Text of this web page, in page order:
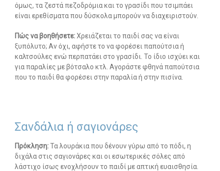
-- Λογοθεραπεία
-- Συμβουλευτική
-- Ειδική Αγωγή
-- Διαταραχές
-- Ebooks
όμως, τα ζεστά πεζοδρόμια και το γρασίδι που τσιμπάει
είναι ερεθίσματα που δύσκολα μπορούν να διαχειριστούν.
Πώς να βοηθήσετε:Χρειάζεται το παιδί σας να είναι
ξυπόλυτο; Αν όχι, αφήστε το να φορέσει παπούτσια ή
καλτσούλες ενώ περπατάει στο γρασίδι. Το ίδιο ισχύει και
για παραλίες με βότσαλο κτλ. Αγοράστε φθηνά παπούτσια
που το παιδί θα φορέσει στην παραλία ή στην πισίνα.
Σανδάλια ή σαγιονάρες
Πρόκληση:Τα λουράκια που δένουν γύρω από το πόδι, η
διχάλα στις σαγιονάρες και οι εσωτερικές σόλες από
λάστιχο ίσως ενοχλήσουν το παιδί με απτική ευαισθησία.